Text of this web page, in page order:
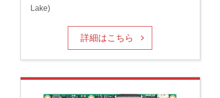
Lake)
詳細はこちら